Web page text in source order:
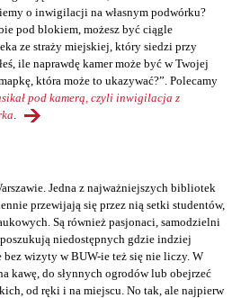
o inwigilacji na własnym podwórku?
pod blokiem, możesz być ciągle
ze straży miejskiej, który siedzi przy
ile naprawdę kamer może być w Twojej
która może to ukazywać?”. Polecamy
pod kamerą, czyli inwigilacja z
Jedna z najważniejszych bibliotek
przewijają się przez nią setki studentów,
Są również pasjonaci, samodzielni
niedostępnych gdzie indziej
wizyty w BUW-ie też się nie liczy. W
kawę, do słynnych ogrodów lub obejrzeć
od ręki i na miejscu. No tak, ale najpierw